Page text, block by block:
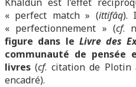
« perfect match » (ittifâq).
« perfectionnement » (cf.
figure dans le Livre des
communauté de pensée
livres (cf. citation de Plotin
encadré).